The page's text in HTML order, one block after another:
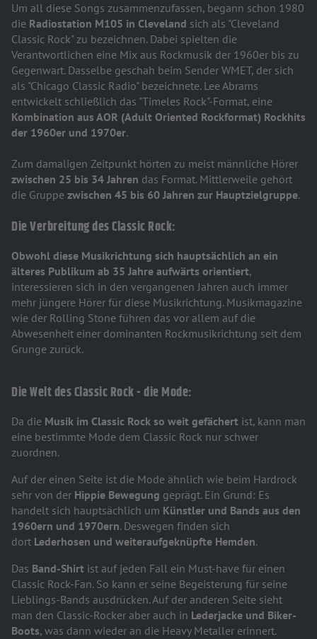
Um all diese Songs zusammenzufassen, begann schon 1980
die Radiostation M105 in Cleveland sich als "Cleveland
Classic Rock" zu bezeichnen. Dabei spielten die
Verantwortlichen eine Mix aus Rockmusik der 1960er bis zu
Gegenwart. Dasselbe geschah beim Sender WMET, der sich
als "Chicago Classic Radio" bezeichnete. Lee Abrams
entwickelt schließlich das "Timeles Rock"-Format, eine
Kombination aus AOR (Adult Oriented Rockformat) Rockhits
der 1960er und 1970er.
Zum damaligen Zeitpunkt hörten zu meist männliche Hörer
zwischen 25 bis 34 Jahren das Format. Mittlerweile gehört
die Gruppe zwischen 45 bis 60 Jahren zur Hauptzielgruppe.
Die Verbreitung des Classic Rock:
Obwohl diese Musikrichtung sich hauptsächlich an ein
älteres Publikum ab 35 Jahre aufwärts orientiert,
interessieren sich in den vergangenen Jahren auch immer
mehr jüngere Hörer für diese Musikrichtung. Musikmagazine
wie der Rolling Stone führen das vor allem auf die
Abwesenheit einer dominanten Rockmusikrichtung seit dem
Grunge zurück.
Die Welt des Classic Rock - die Mode:
Da die Musik im Classic Rock so weit gefächert ist, kann man
eine bestimmte Mode dem Classic Rock nur schwer
zuordnen.
Auf der einen Seite ist die Mode ähnlich wie beim Hardrock
sehr von der Hippie Bewegung geprägt. Ein Grund: Es
handelt sich hauptsächlich um Künstler und Bands aus den
1960ern und 1970ern. Deswegen finden sich
dort Lederhosen und weiteraufgeknüpfte Hemden.
Das Band-Shirt ist auf jeden Fall ein Must-have für einen
Classic Rock-Fan. So kann er seine Begeisterung für seine
Lieblings-Bands ausdrücken. Auf der anderen Seite sieht
man den Classic-Rocker aber auch in Lederjacke und Biker-
Boots, was dann wieder an die Heavy Metaller erinnert.